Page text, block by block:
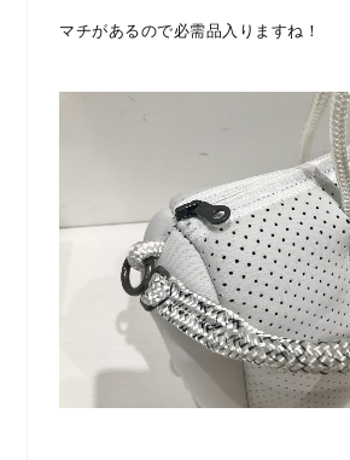
マチがあるので必需品入りますね！